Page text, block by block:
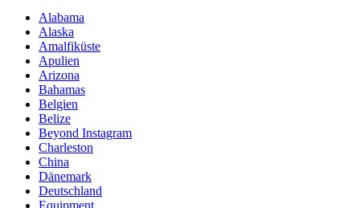
Alabama
Alaska
Amalfiküste
Apulien
Arizona
Bahamas
Belgien
Belize
Beyond Instagram
Charleston
China
Dänemark
Deutschland
Equipment